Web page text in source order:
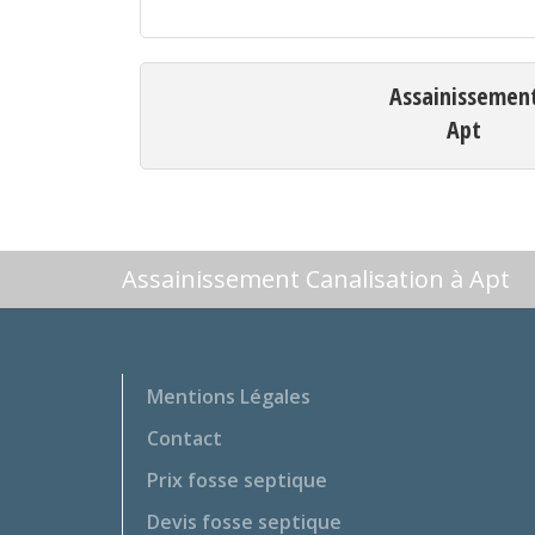
Apt
Assainissement Canalisation à Apt
Mentions Légales
Contact
Prix fosse septique
Devis fosse septique